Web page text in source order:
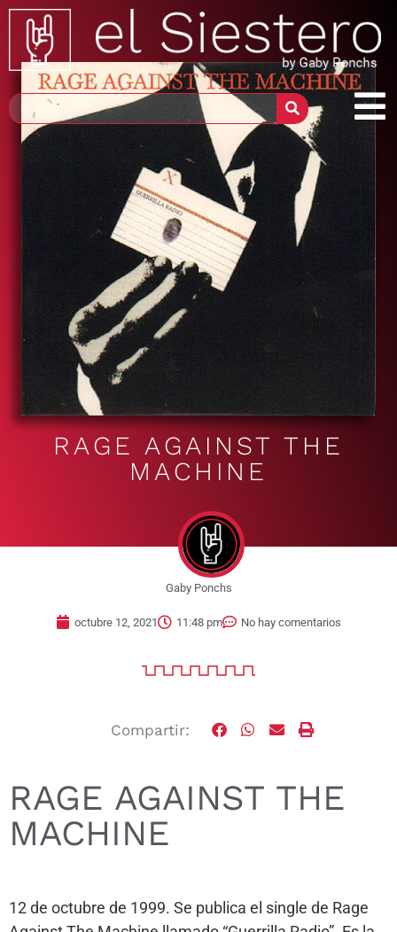
RAGE AGAINST THE
MACHINE
Gaby Ponchs
octubre 12, 2021 11:48 pm No hay comentarios
Compartir:
RAGE AGAINST THE
MACHINE
12 de octubre de 1999. Se publica el single de Rage